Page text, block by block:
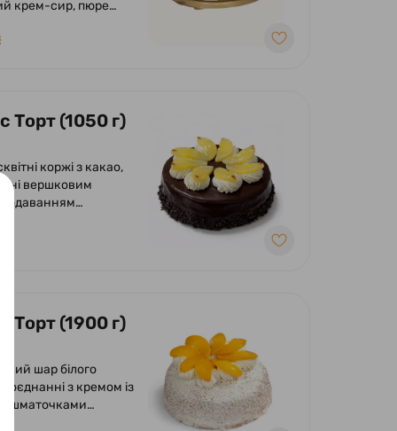
крем-сир, пюре
Торт (1050 г)
коржі з какао,
вершковим
додаванням
шоколадною
Торт (1900 г)
шар білого
поєднанні з кремом із
шматочками
вершково-